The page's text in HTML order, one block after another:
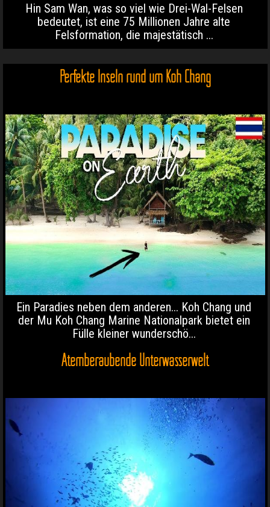
Hin Sam Wan, was so viel wie Drei-Wal-Felsen
bedeutet, ist eine 75 Millionen Jahre alte
Felsformation, die majestätisch ...
Perfekte Inseln rund um Koh Chang
Ein Paradies neben dem anderen... Koh Chang und
der Mu Koh Chang Marine Nationalpark bietet ein
Fülle kleiner wunderschö...
Atemberaubende Unterwasserwelt